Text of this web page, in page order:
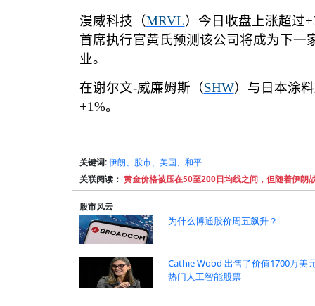
漫威科技（MRVL）今日收盘上涨超过
首席执行官黄氏预测该公司将成为下一
业。
在谢尔文-威廉姆斯（SHW）与日本涂
+1%。
关键词: 伊朗、股市、美国、和平
关联阅读： 黄金价格被压在50至200日均线之间，但随着伊朗
股市风云
为什么博通股价周五飙升？
Cathie Wood 出售了价值1700万美
热门人工智能股票